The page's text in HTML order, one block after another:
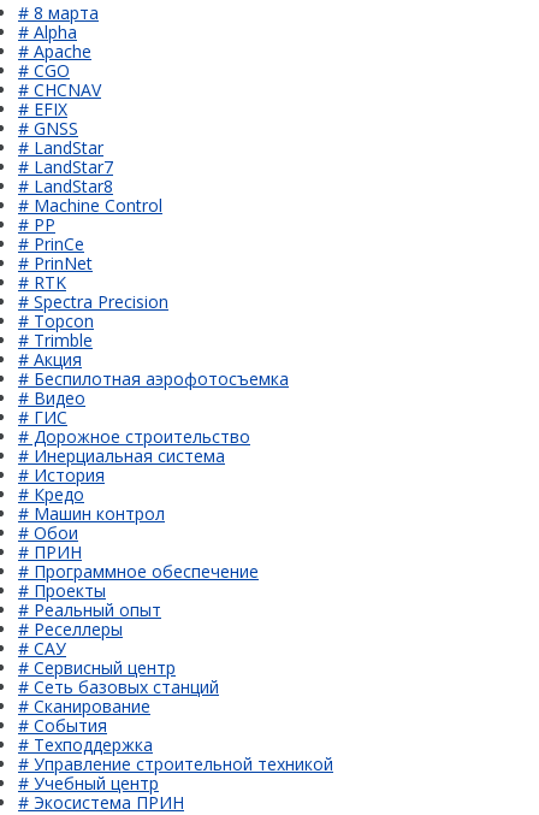
# 8 марта
# Alpha
# Apache
# CGO
# CHCNAV
# EFIX
# GNSS
# LandStar
# LandStar7
# LandStar8
# Machine Control
# PP
# PrinCe
# PrinNet
# RTK
# Spectra Precision
# Topcon
# Trimble
# Акция
# Беспилотная аэрофотосъемка
# Видео
# ГИС
# Дорожное строительство
# Инерциальная система
# История
# Кредо
# Машин контрол
# Обои
# ПРИН
# Программное обеспечение
# Проекты
# Реальный опыт
# Реселлеры
# САУ
# Сервисный центр
# Сеть базовых станций
# Сканирование
# События
# Техподдержка
# Управление строительной техникой
# Учебный центр
# Экосистема ПРИН